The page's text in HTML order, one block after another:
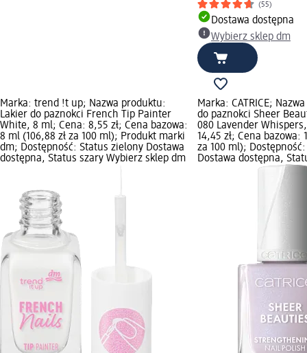
(55)
Dostawa dostępna
Wybierz sklep dm
Marka: trend !t up; Nazwa produktu:
Lakier do paznokci French Tip Painter
White, 8 ml; Cena: 8,55 zł; Cena bazowa:
8 ml (106,88 zł za 100 ml); Produkt marki
dm; Dostępność: Status zielony Dostawa
dostępna, Status szary Wybierz sklep dm
Marka: CATRICE;
do paznokci Sheer
080 Lavender
14,45 zł; Cena bazowa:
za 100 ml);
Dostawa dostępna,